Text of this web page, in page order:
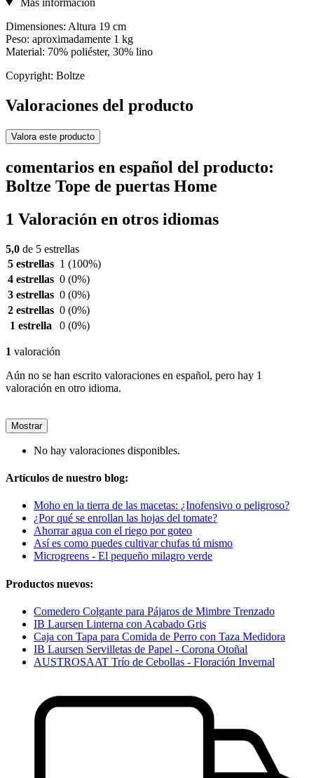
Más información
Dimensiones: Altura 19 cm
Peso: aproximadamente 1 kg
Material: 70% poliéster, 30% lino
Copyright: Boltze
Valoraciones del producto
Valora este producto
comentarios en español del producto:
Boltze Tope de puertas Home
1 Valoración en otros idiomas
5,0 de 5 estrellas
5 estrellas 1 (100%)
4 estrellas 0 (0%)
3 estrellas 0 (0%)
2 estrellas 0 (0%)
1 estrella
0 (0%)
1 valoración
Aún no se han escrito valoraciones en español, pero hay 1
valoración en otro idioma.
Mostrar
No hay valoraciones disponibles.
Artículos de nuestro blog:
Moho en la tierra de las macetas: ¿Inofensivo o peligroso?
¿Por qué se enrollan las hojas del tomate?
Ahorrar agua con el riego por goteo
Así es como puedes cultivar chufas tú mismo
Microgreens - El pequeño milagro verde
Productos nuevos:
Comedero Colgante para Pájaros de Mimbre Trenzado
IB Laursen Linterna con Acabado Gris
Caja con Tapa para Comida de Perro con Taza Medidora
IB Laursen Servilletas de Papel - Corona Otoñal
AUSTROSAAT Trío de Cebollas - Floración Invernal